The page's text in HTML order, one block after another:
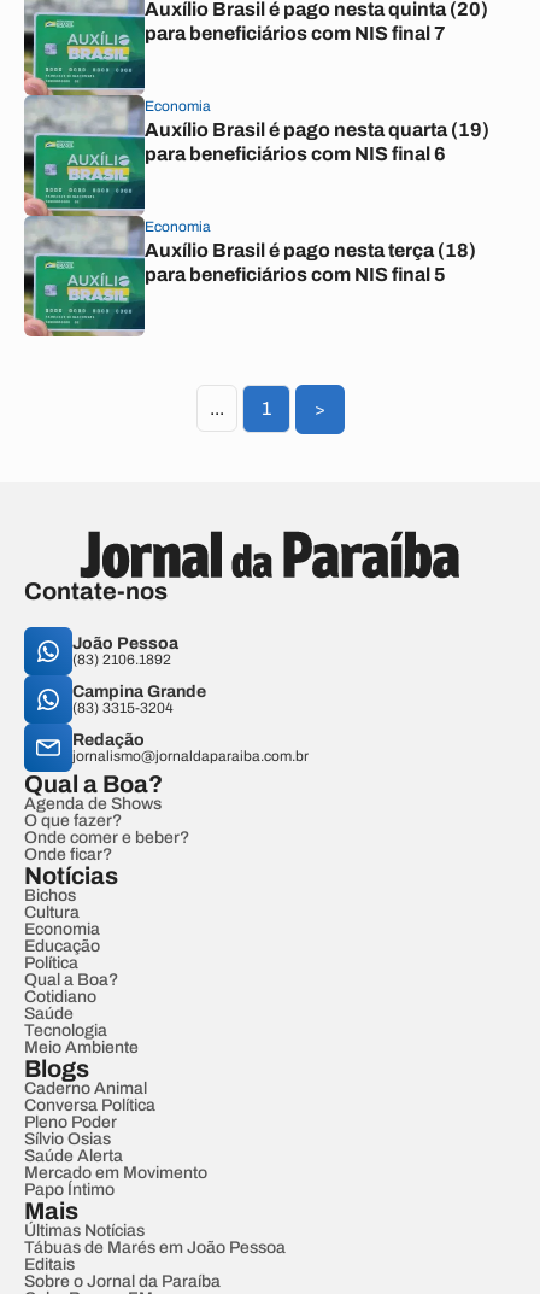
Auxílio Brasil é pago nesta quinta (20)
para beneficiários com NIS final 7
Economia
Auxílio Brasil é pago nesta quarta (19)
para beneficiários com NIS final 6
Economia
Auxílio Brasil é pago nesta terça (18)
para beneficiários com NIS final 5
... 1 >
Contate-nos
João Pessoa
(83) 2106.1892
Campina Grande
(83) 3315-3204
Redação
jornalismo@jornaldaparaiba.com.br
Qual a Boa?
Agenda de Shows
O que fazer?
Onde comer e beber?
Onde ficar?
Notícias
Bichos
Cultura
Economia
Educação
Política
Qual a Boa?
Cotidiano
Saúde
Tecnologia
Meio Ambiente
Blogs
Caderno Animal
Conversa Política
Pleno Poder
Sílvio Osias
Saúde Alerta
Mercado em Movimento
Papo Íntimo
Mais
Últimas Notícias
Tábuas de Marés em João Pessoa
Editais
Sobre o Jornal da Paraíba